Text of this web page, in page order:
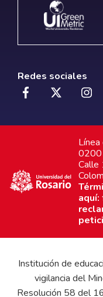
Redes sociales
0200
Calle
Institución de
vigilancia del
Resolución 58 del